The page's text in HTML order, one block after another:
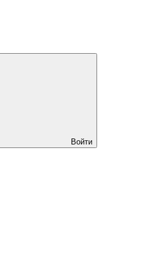
Войти